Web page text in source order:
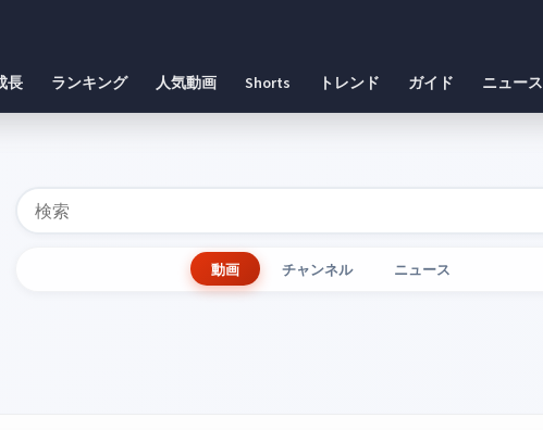
長 ランキング 人気動画 Shorts トレンド ガイド ニュース
動画 チャンネル ニュース